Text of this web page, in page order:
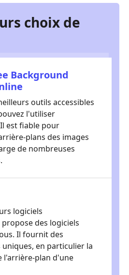
choix de
Background
outils accessibles
l'utiliser
est fiable pour
plans des images
de nombreuses
logiciels
des logiciels
Il fournit des
en particulier la
l'arrière-plan d'une